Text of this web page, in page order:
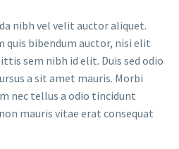
nibh vel velit auctor aliquet.
quis bibendum auctor, nisi elit
sem nibh id elit. Duis sed odio
a sit amet mauris. Morbi
nec tellus a odio tincidunt
mauris vitae erat consequat